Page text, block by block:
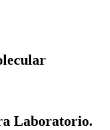
Laboratorio.